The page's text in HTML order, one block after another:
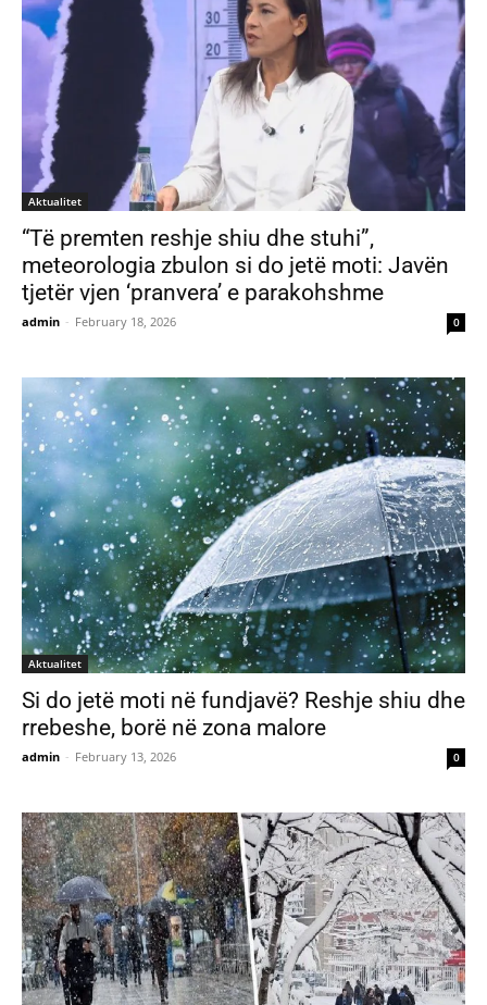
Aktualitet
“Të premten reshje shiu dhe stuhi”,
meteorologia zbulon si do jetë moti: Javën
tjetër vjen ‘pranvera’ e parakohshme
admin - February 18, 2026 0
Aktualitet
Si do jetë moti në fundjavë? Reshje shiu dhe
rrebeshe, borë në zona malore
admin - February 13, 2026 0